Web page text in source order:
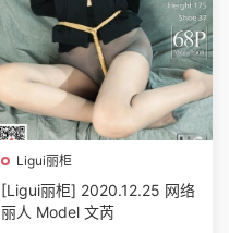
Ligui丽柜
[Ligui丽柜] 2020.12.25 网络
丽人 Model 文芮